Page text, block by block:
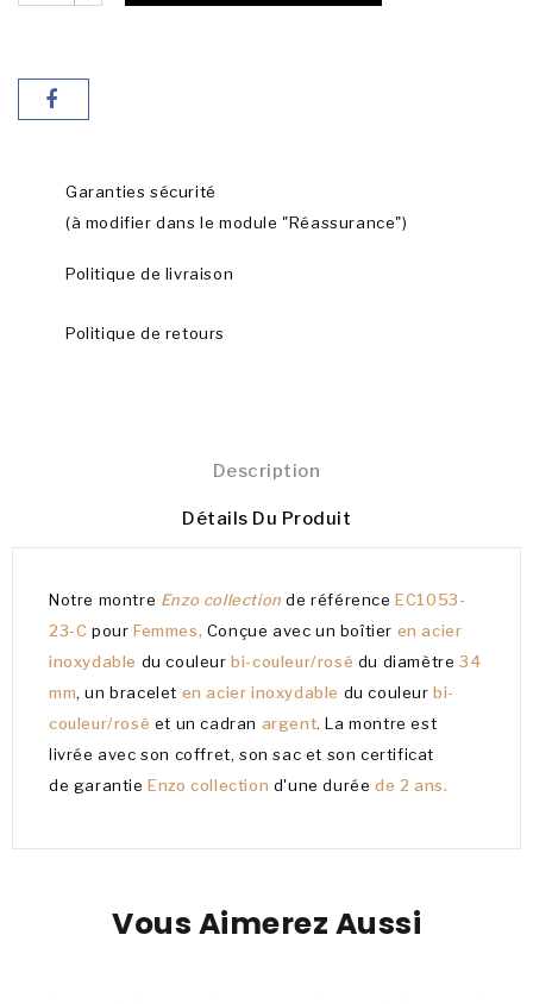
Garanties sécurité
(à modifier dans le module "Réassurance")
Politique de livraison
Politique de retours
Description
Détails Du Produit
Notre montre Enzo collection de référenceEC1053-
23-C pourFemmes, Conçue avec un boîtier en acier
inoxydable du couleurbi-couleur/rosé du diamètre34
mm, un bracelet en acier inoxydable du couleurbi-
couleur/rosé et un cadran argent. La montre est
livrée avec son coffret, son sac et son certificat
de garantieEnzo collection d'une duréede 2 ans.
Vous Aimerez Aussi